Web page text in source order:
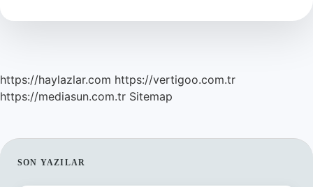
https://haylazlar.com https://vertigoo.com.tr
https://mediasun.com.tr Sitemap
SIDEBAR
SON YAZILAR